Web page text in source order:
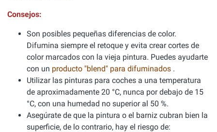
Consejos:
Son posibles pequeñas diferencias de color.
Difumina siempre el retoque y evita crear cortes de
color marcados con la vieja pintura. Puedes ayudarte
con un producto "blend" para difuminados .
Utilizar las pinturas para coches a una temperatura
de aproximadamente 20 °C, nunca por debajo de 15
°C, con una humedad no superior al 50 %.
Asegúrate de que la pintura o el barniz cubran bien la
superficie, de lo contrario, hay el riesgo de: